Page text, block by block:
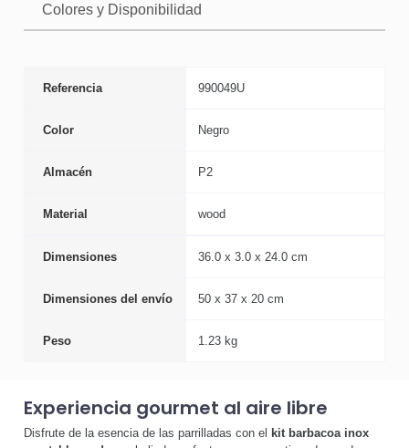
Colores y Disponibilidad
Referencia 990049U
Color Negro
Almacén P2
Material wood
Dimensiones 36.0 x 3.0 x 24.0 cm
Dimensiones del envío 50 x 37 x 20 cm
Peso 1.23 kg
Experiencia gourmet al aire libre
Disfrute de la esencia de las parrilladas con el kit barbacoa inox